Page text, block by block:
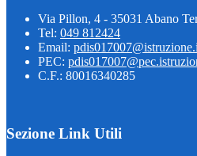
Via Pillon, 4 - 35031 Abano
Tel: 049 812424
Email:
PEC:
C.F.: 80016340285
Sezione Link Utili